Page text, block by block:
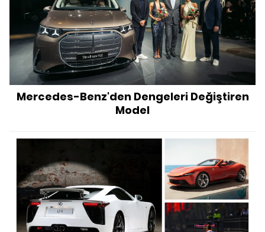
Mercedes-Benz'den Dengeleri Değiştiren
Model